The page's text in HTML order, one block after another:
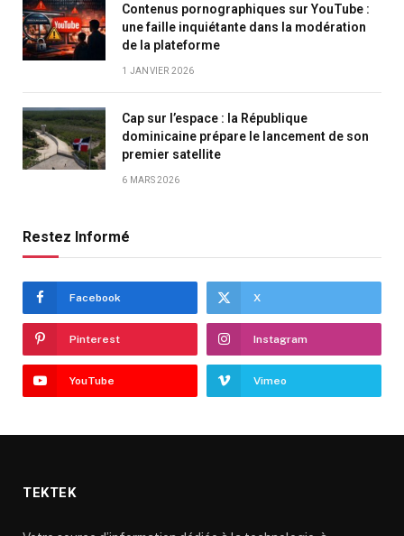
Contenus pornographiques sur YouTube :
une faille inquiétante dans la modération
de la plateforme
1 JANVIER 2026
Cap sur l’espace : la République
dominicaine prépare le lancement de son
premier satellite
6 MARS 2026
Restez Informé
Facebook X
Pinterest Instagram
YouTube Vimeo
TEKTEK